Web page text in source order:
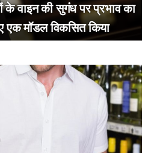
के वाइन की सुगंध पर प्रभाव का
एक मॉडल विकसित किया